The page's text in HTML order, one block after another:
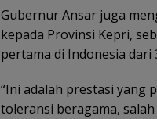
Gubernur Ansar juga
kepada Provinsi Kepri,
pertama di Indonesia dari
“Ini adalah prestasi yang
toleransi beragama,